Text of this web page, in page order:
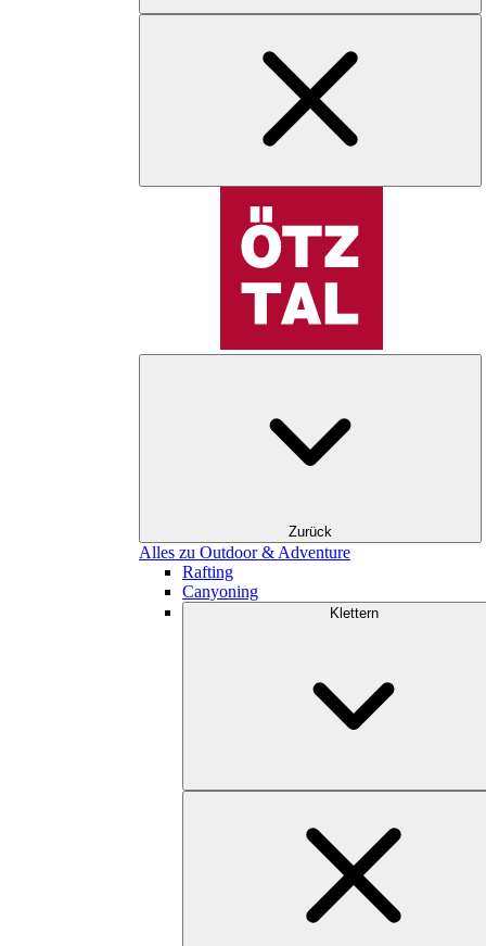
Zurück
Alles zu Outdoor & Adventure
Rafting
Canyoning
Klettern